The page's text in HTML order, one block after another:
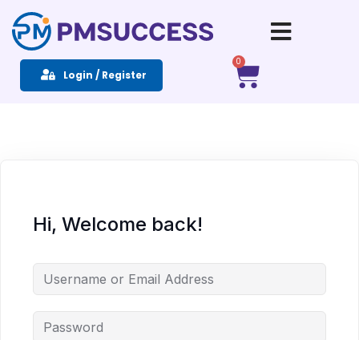
Login / Register
0
Hi, Welcome back!
Sign in Sign up
Sign in
Remember me Lost your password?